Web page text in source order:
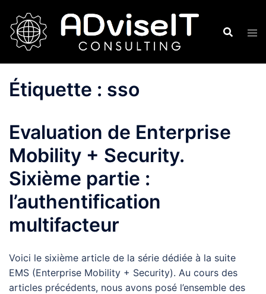
contenu
Étiquette : sso
Evaluation de Enterprise
Mobility + Security.
Sixième partie :
l’authentification
multifacteur
Voici le sixième article de la série dédiée à la suite
EMS (Enterprise Mobility + Security). Au cours des
articles précédents, nous avons posé l’ensemble des